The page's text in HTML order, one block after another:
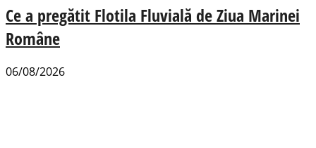
Ce a pregătit Flotila Fluvială de Ziua Marinei
Române
06/08/2026